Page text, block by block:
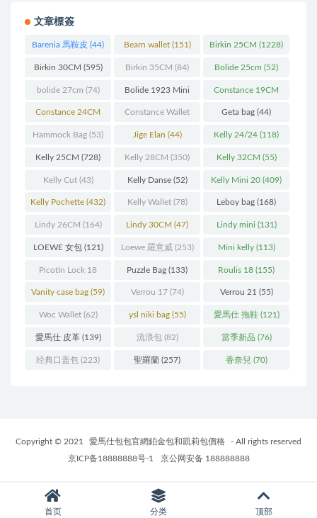
文章標簽
Barenia 馬鞍皮 (44) Bearn wallet(151) Birkin 25CM (1228)
Birkin 30CM (595) Birkin 35CM (84) Bolide 25cm (52)
bolide 27cm (74) Bolide 1923 Mini
(93)
Constance 19CM
(571)
Constance 24CM
(216)
Constance Wallet
(60)
Geta bag (44)
Hammock Bag (53) Jige Elan (44) Kelly 24/24 (118)
Kelly 25CM (728) Kelly 28CM (350) Kelly 32CM (55)
Kelly Cut(43) Kelly Danse(52) Kelly Mini 20 (409)
Kelly Pochette (432) Kelly Wallet(78) Leboy bag (168)
Lindy 26CM (164) Lindy 30CM (47) Lindy mini (131)
LOEWE 女包(121) Loewe 羅意威(253) Mini kelly(113)
Picotin Lock 18
(202)
Puzzle Bag (133) Roulis 18 (155)
Vanity case bag (59) Verrou 17(74) Verrou 21 (55)
Woc Wallet(62) ysl niki bag(55) 愛馬仕 拖鞋(121)
愛馬仕 皮革(139) 流浪包(82) 當季新品 (76)
经典口盖包 (223) 聖羅蘭 (257) 香奈兒 (70)
Copyright © 2021 愛馬仕包包官網鉑金包和凱莉包價格
- All rights reserved
京ICP备18888888号-1
京公网安备 188888888
首页 分类 顶部